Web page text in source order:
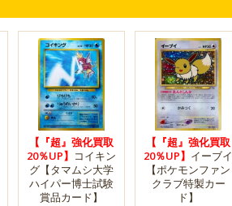
【『超』強化買取
20％UP】 コイキン
グ【タマムシ大学
ハイパー博士試験
賞品カード】
【『超』強化買取
20％UP】 イーブイ
【ポケモンファン
クラブ特製カー
ド】